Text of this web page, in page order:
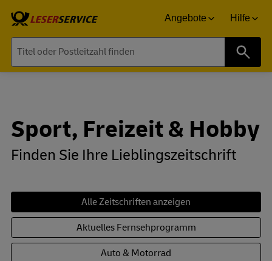
Angebote Hilfe
Sport, Freizeit & Hobby
Finden Sie Ihre Lieblingszeitschrift
Alle Zeitschriften anzeigen
Aktuelles Fernsehprogramm
Auto & Motorrad